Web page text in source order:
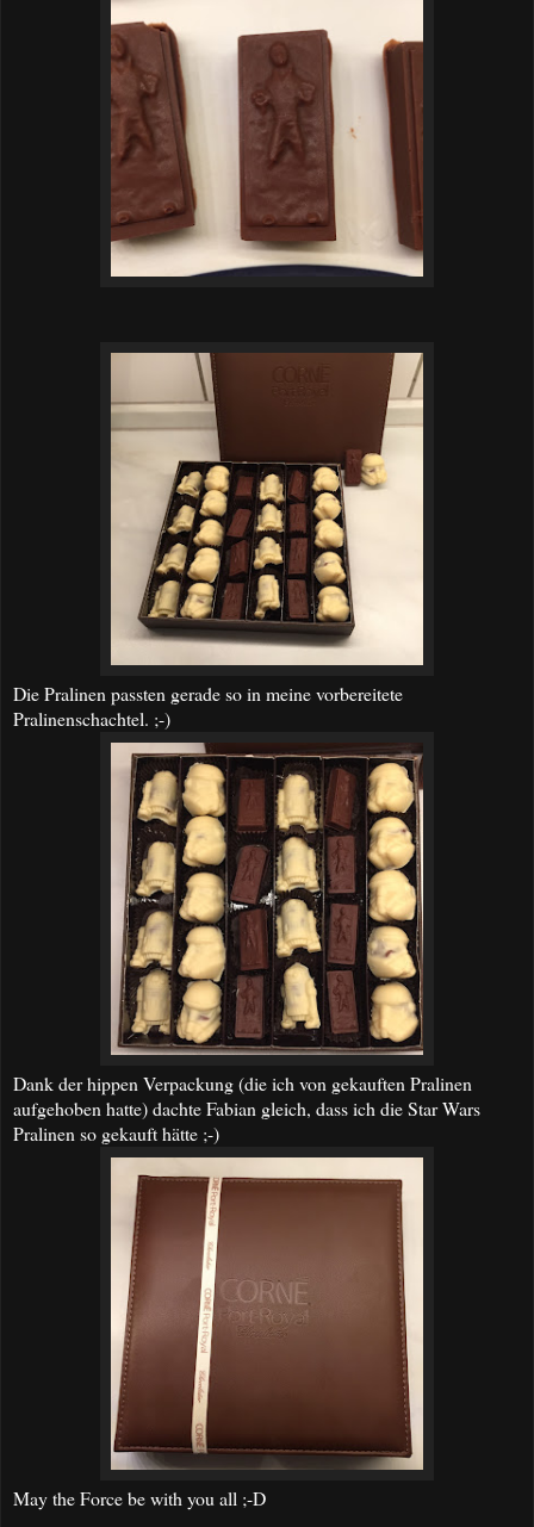
Die Pralinen passten gerade so in meine vorbereitete
Pralinenschachtel. ;-)
Dank der hippen Verpackung (die ich von gekauften Pralinen
aufgehoben hatte) dachte Fabian gleich, dass ich die Star Wars
Pralinen so gekauft hätte ;-)
May the Force be with you all ;-D